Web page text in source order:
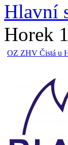
Hlavní
Horek
OZ ZHV Čistá u